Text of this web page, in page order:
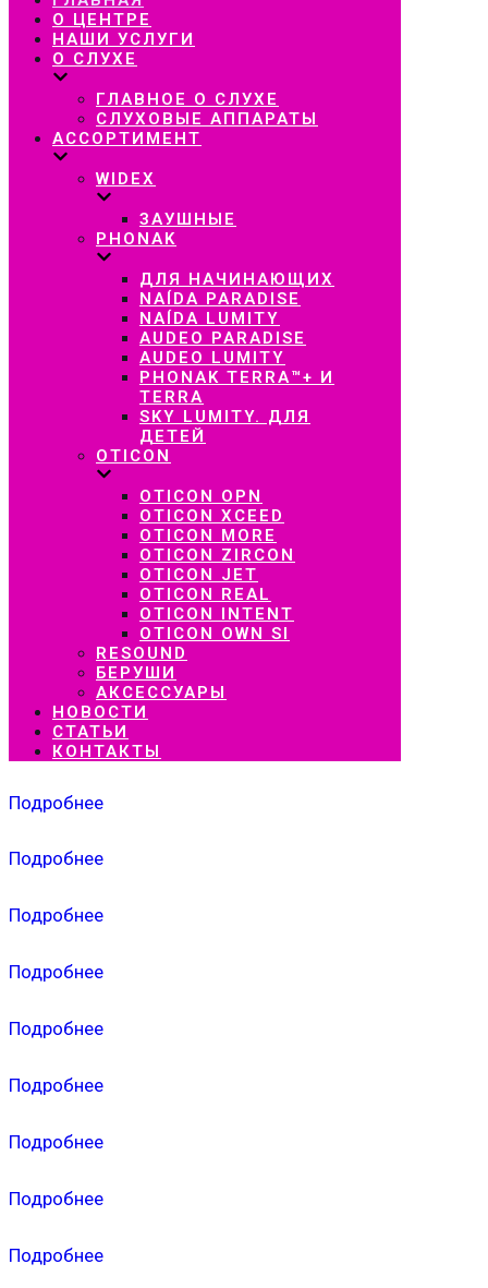
навигацию
О ЦЕНТРЕ
НАШИ УСЛУГИ
О СЛУХЕ
ГЛАВНОЕ О СЛУХЕ
СЛУХОВЫЕ АППАРАТЫ
АССОРТИМЕНТ
WIDEX
ЗАУШНЫЕ
PHONAK
ДЛЯ НАЧИНАЮЩИХ
NAÍDA PARADISE
NAÍDA LUMITY
AUDEO PARADISE
AUDEO LUMITY
PHONAK TERRA™+ И
TERRA
SKY LUMITY. ДЛЯ
ДЕТЕЙ
OTICON
OTICON OPN
OTICON XCEED
OTICON MORE
OTICON ZIRCON
OTICON JET
OTICON REAL
OTICON INTENT
OTICON OWN SI
RESOUND
БЕРУШИ
АКСЕССУАРЫ
НОВОСТИ
СТАТЬИ
КОНТАКТЫ
Подробнее
Подробнее
Подробнее
Подробнее
Подробнее
Подробнее
Подробнее
Подробнее
Подробнее